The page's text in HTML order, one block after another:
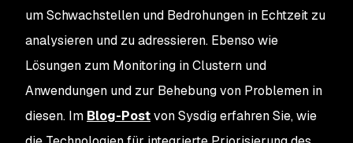
um Schwachstellen und Bedrohungen in Echtzeit zu
analysieren und zu adressieren. Ebenso wie
Lösungen zum Monitoring in Clustern und
Anwendungen und zur Behebung von Problemen in
diesen. Im Blog-Postvon Sysdig erfahren Sie, wie